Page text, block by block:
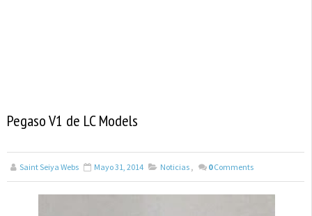
Pegaso V1 de LC Models
Saint Seiya Webs Mayo 31, 2014 Noticias , 0 Comments